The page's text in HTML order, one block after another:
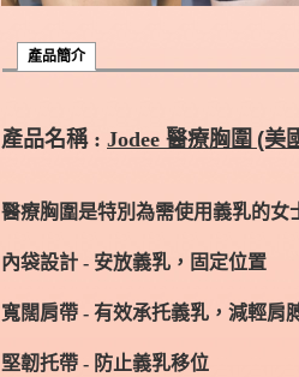
產品簡介
產品名稱 : Jodee 醫療胸圍 (美
醫療胸圍是特別為需使用義乳的女
內袋設計 - 安放義乳，固定位置
寬闊肩帶 - 有效承托義乳，減輕肩
堅韌托帶 - 防止義乳移位